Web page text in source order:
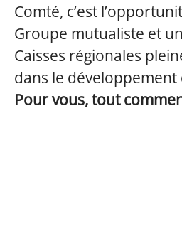
Comté, c’est
Groupe mutualiste et
Caisses régionales
dans le
Pour vous, tout